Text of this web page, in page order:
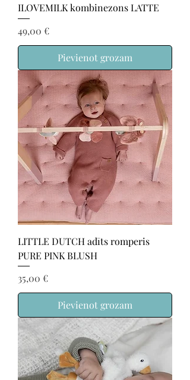
ILOVEMILK kombinezons LATTE
Cena
49,00 €
Pievienot grozam
LITTLE DUTCH adīts romperis
PURE PINK BLUSH
Cena
35,00 €
Pievienot grozam